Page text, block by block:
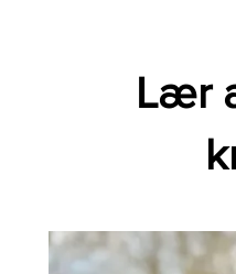
Lær